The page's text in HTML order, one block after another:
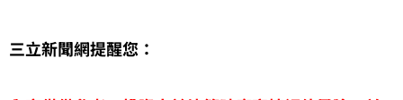
三立新聞網提醒您：